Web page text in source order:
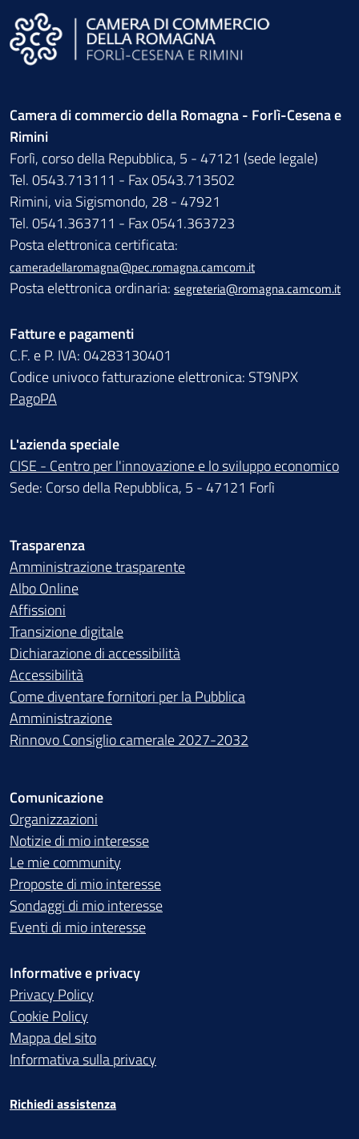
Camera di commercio della Romagna - Forlì-Cesena e
Rimini
Forlì, corso della Repubblica, 5 - 47121 (sede legale)
Tel. 0543.713111 - Fax 0543.713502
Rimini, via Sigismondo, 28 - 47921
Tel. 0541.363711 - Fax 0541.363723
Posta elettronica certificata:
cameradellaromagna@pec.romagna.camcom.it
Posta elettronica ordinaria: segreteria@romagna.camcom.it
Fatture e pagamenti
C.F. e P. IVA: 04283130401
Codice univoco fatturazione elettronica: ST9NPX
PagoPA
L'azienda speciale
CISE - Centro per l'innovazione e lo sviluppo economico
Sede: Corso della Repubblica, 5 - 47121 Forlì
Trasparenza
Amministrazione trasparente
Albo Online
Affissioni
Transizione digitale
Dichiarazione di accessibilità
Accessibilità
Come diventare fornitori per la Pubblica
Amministrazione
Rinnovo Consiglio camerale 2027-2032
Comunicazione
Organizzazioni
Notizie di mio interesse
Le mie community
Proposte di mio interesse
Sondaggi di mio interesse
Eventi di mio interesse
Informative e privacy
Privacy Policy
Cookie Policy
Mappa del sito
Informativa sulla privacy
Richiedi assistenza